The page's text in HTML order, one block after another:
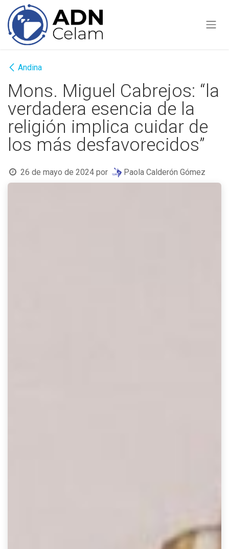
Ir al contenido
Andina
Mons. Miguel Cabrejos: “la
verdadera esencia de la
religión implica cuidar de
los más desfavorecidos”
26 de mayo de 2024 por Paola Calderón Gómez